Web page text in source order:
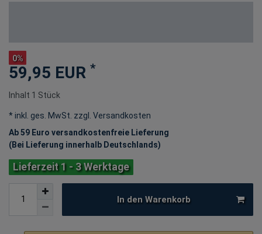
0%
59,95 EUR *
Inhalt 1 Stück
* inkl. ges. MwSt. zzgl.
Versandkosten
Ab 59 Euro versandkostenfreie Lieferung
(Bei Lieferung innerhalb Deutschlands)
Lieferzeit 1 - 3 Werktage
In den Warenkorb